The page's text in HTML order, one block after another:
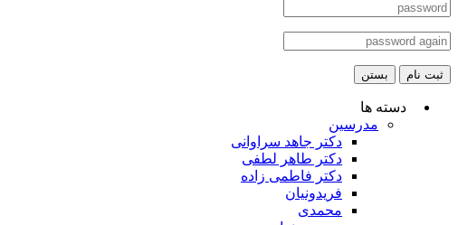
ثبت نام بستن
دسته ها
مدرسین
دکتر جاهد سراوانی
دکتر طاهر لطفی
دکتر فاطمی زاده
فریدونیان
محمدی